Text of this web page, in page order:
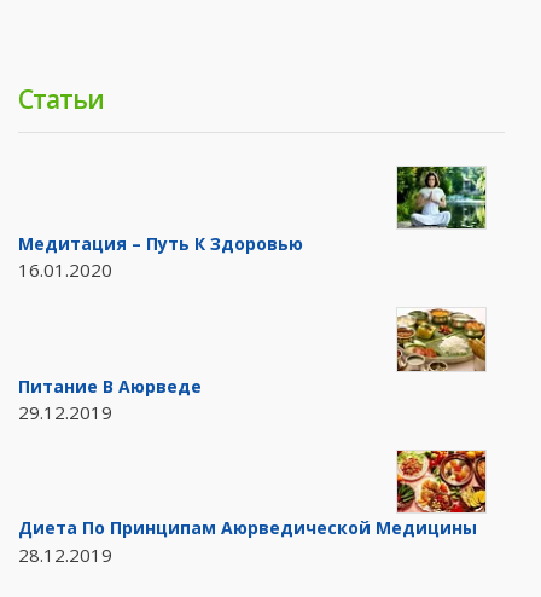
Статьи
Медитация – Путь К Здоровью
16.01.2020
Питание В Аюрведе
29.12.2019
Диета По Принципам Аюрведической Медицины
28.12.2019